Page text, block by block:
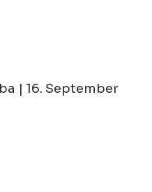
| 16. September